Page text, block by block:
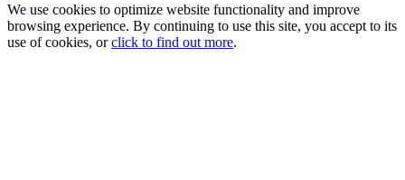
We use cookies to optimize website functionality and improve
browsing experience. By continuing to use this site, you accept to its
use of cookies, orclick to find out more.